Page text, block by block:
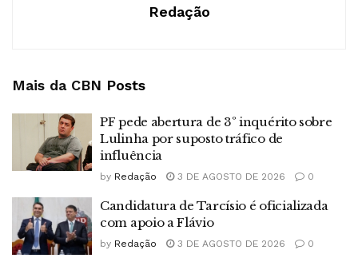
Redação
Mais da CBN Posts
PF pede abertura de 3º inquérito sobre
Lulinha por suposto tráfico de
influência
by Redação 3 DE AGOSTO DE 2026 0
Candidatura de Tarcísio é oficializada
com apoio a Flávio
by Redação 3 DE AGOSTO DE 2026 0